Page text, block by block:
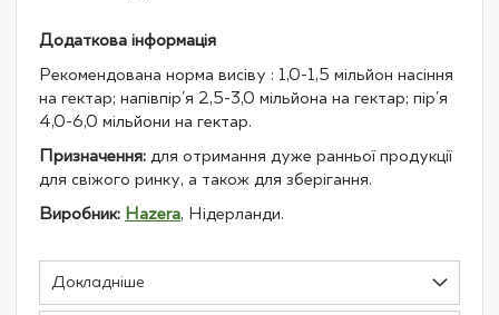
Додаткова інформація
Рекомендована норма висіву : 1,0-1,5 мільйон насіння
на гектар; напівпір'я 2,5-3,0 мільйона на гектар; пір'я
4,0-6,0 мільйони на гектар.
Призначення: для отримання дуже ранньої продукції
для свіжого ринку, а також для зберігання.
Виробник: Hazera, Нідерланди.
Докладніше